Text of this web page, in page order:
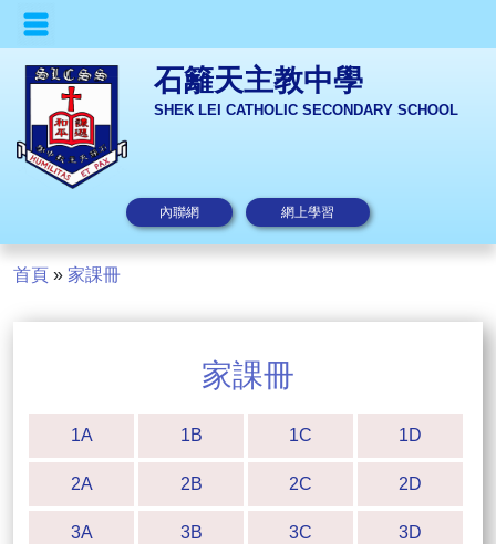
石籬天主教中學
SHEK LEI CATHOLIC SECONDARY SCHOOL
內聯網 網上學習
首頁 » 家課冊
家課冊
1A 1B 1C 1D
2A 2B 2C 2D
3A 3B 3C 3D